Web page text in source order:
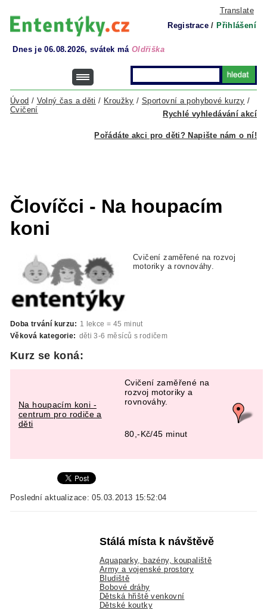
Translate
Registrace / Přihlášení
Dnes je 06.08.2026, svátek má Oldřiška
Rychlé vyhledávání akcí
Úvod / Volný čas a děti / Kroužky / Sportovní a pohybové kurzy /
Cvičení
Pořádáte akci pro děti? Napište nám o ní!
Človíčci - Na houpacím
koni
Cvičení zaměřené na rozvoj
motoriky a rovnováhy.
Doba trvání kurzu: 1 lekce = 45 minut
Věková kategorie: děti 3-6 měsíců s rodičem
Kurz se koná:
Na houpacím koni -
centrum pro rodiče a
děti
Cvičení zaměřené na
rozvoj motoriky a
rovnováhy.
80,-Kč/45 minut
Poslední aktualizace: 05.03.2013 15:52:04
Stálá místa k návštěvě
Aquaparky, bazény, koupaliště
Army a vojenské prostory
Bludiště
Bobové dráhy
Dětská hřiště venkovní
Dětské koutky